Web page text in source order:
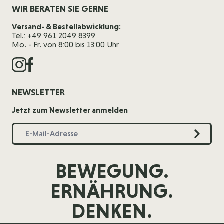
BEWEGUNG.
ERNÄHRUNG.
DENKEN.
WIR BERATEN SIE GERNE
Versand- & Bestellabwicklung:
Tel.: +49 961 2049 8399
Mo. - Fr. von 8:00 bis 13:00 Uhr
NEWSLETTER
Jetzt zum Newsletter anmelden